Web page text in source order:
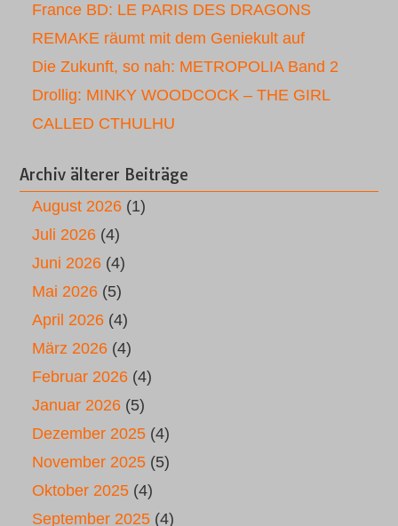
France BD: LE PARIS DES DRAGONS
REMAKE räumt mit dem Geniekult auf
Die Zukunft, so nah: METROPOLIA Band 2
Drollig: MINKY WOODCOCK – THE GIRL
CALLED CTHULHU
Archiv älterer Beiträge
August 2026 (1)
Juli 2026 (4)
Juni 2026 (4)
Mai 2026 (5)
April 2026 (4)
März 2026 (4)
Februar 2026 (4)
Januar 2026 (5)
Dezember 2025 (4)
November 2025 (5)
Oktober 2025 (4)
September 2025 (4)